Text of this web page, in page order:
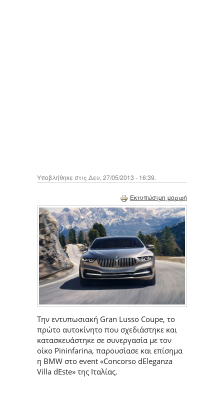
Υποβλήθηκε στις Δευ, 27/05/2013 - 16:39.
Εκτυπώσιμη μορφή
Την εντυπωσιακή Gran Lusso Coupe, το
πρώτο αυτοκίνητο που σχεδιάστηκε και
κατασκευάστηκε σε συνεργασία με τον
οίκο Pininfarina, παρουσίασε και επίσημα
η BMW στο event «Concorso dEleganza
Villa dEste» της Ιταλίας.